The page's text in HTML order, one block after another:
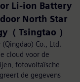
Li-ion Battery
North Star
Tsingtao ）
Co., Ltd.
cloud voor de
fotovoltaïsche
de gegevens